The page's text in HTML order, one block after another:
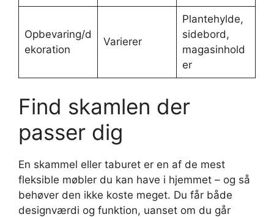
Opbevaring/d
ekoration
Varierer
Plantehylde,
sidebord,
magasinhold
er
Find skamlen der
passer dig
En skammel eller taburet er en af de mest
fleksible møbler du kan have i hjemmet – og så
behøver den ikke koste meget. Du får både
designværdi og funktion, uanset om du går